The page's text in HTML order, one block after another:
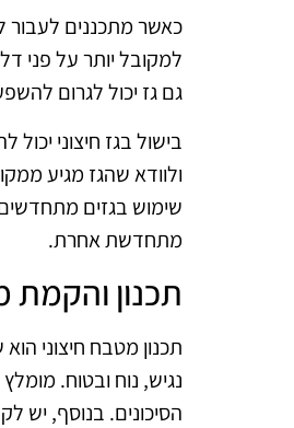
כאשר מתכננים לעבור
למקובל יותר על פני
גם גז יכול לגרום
בישול בגז חיצוני
ולוודא שהגז מגיע
שימוש בגזים
מתחדשת אחרת.
תכנון והקמת
תכנון מטבח חיצוני
נגיש, נוח ובטוח.
הסיכונים. בנוסף, יש